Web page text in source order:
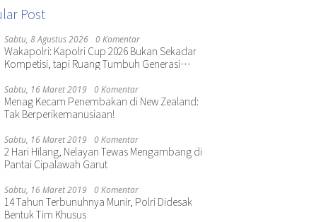
Post
Sabtu, 8 Agustus 2026 0 Komentar
Wakapolri: Kapolri Cup 2026 Bukan Sekadar
Kompetisi, tapi Ruang Tumbuh Generasi
Sabtu, 16 Maret 2019 0 Komentar
Menag Kecam Penembakan di New Zealand:
Tak Berperikemanusiaan!
Sabtu, 16 Maret 2019 0 Komentar
2 Hari Hilang, Nelayan Tewas Mengambang di
Pantai Cipalawah Garut
Sabtu, 16 Maret 2019 0 Komentar
14 Tahun Terbunuhnya Munir, Polri Didesak
Bentuk Tim Khusus